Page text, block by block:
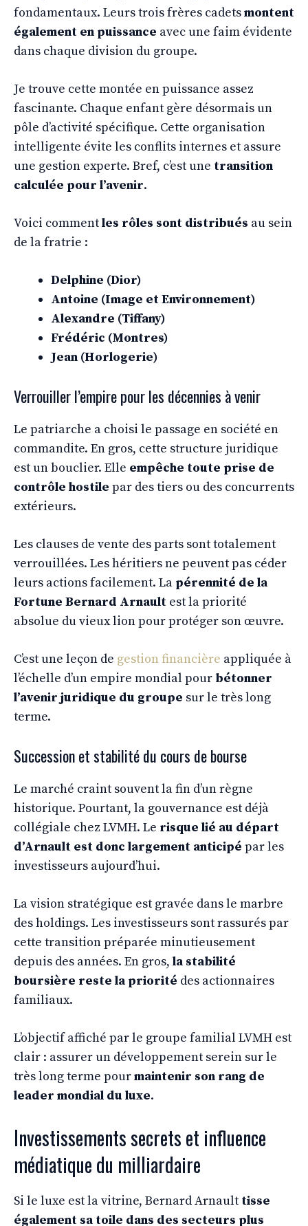
fondamentaux. Leurs trois frères cadetsmontent
également en puissance avec une faim évidente
dans chaque division du groupe.
Je trouve cette montée en puissance assez
fascinante. Chaque enfant gère désormais un
pôle d’activité spécifique. Cette organisation
intelligente évite les conflits internes et assure
une gestion experte. Bref, c’est une transition
calculée pour l’avenir.
Voici commentles rôles sont distribués au sein
de la fratrie :
Delphine (Dior)
Antoine (Image et Environnement)
Alexandre (Tiffany)
Frédéric (Montres)
Jean (Horlogerie)
Verrouiller l’empire pour les décennies à venir
Le patriarche a choisi le passage en société en
commandite. En gros, cette structure juridique
est un bouclier. Elle empêche toute prise de
contrôle hostile par des tiers ou des concurrents
extérieurs.
Les clauses de vente des parts sont totalement
verrouillées. Les héritiers ne peuvent pas céder
leurs actions facilement. La pérennité de la
Fortune Bernard Arnault est la priorité
absolue du vieux lion pour protéger son œuvre.
C’est une leçon de gestion financière appliquée à
l’échelle d’un empire mondial pour bétonner
l’avenir juridique du groupe sur le très long
terme.
Succession et stabilité du cours de bourse
Le marché craint souvent la fin d’un règne
historique. Pourtant, la gouvernance est déjà
collégiale chez LVMH. Le risque lié au départ
d’Arnault est donc largement anticipé par les
investisseurs aujourd’hui.
La vision stratégique est gravée dans le marbre
des holdings. Les investisseurs sont rassurés par
cette transition préparée minutieusement
depuis des années. En gros, la stabilité
boursière reste la priorité des actionnaires
familiaux.
L’objectif affiché par le groupe familial LVMH est
clair : assurer un développement serein sur le
très long terme pourmaintenir son rang de
leader mondial du luxe.
Investissements secrets et influence
médiatique du milliardaire
Si le luxe est la vitrine, Bernard Arnault tisse
également sa toile dans des secteurs plus